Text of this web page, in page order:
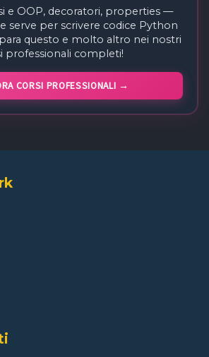
e OOP, decoratori, properties —
serve per scrivere codice Python
questo e molto altro nei nostri
professionali completi!
CORSI PROFESSIONALI →